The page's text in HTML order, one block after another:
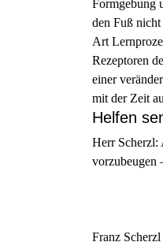
Formgebung
den Fuß nicht
Art
Rezeptoren
einer
mit der Zeit
Helfen
Herr Scherzl:
vorzubeugen
Franz